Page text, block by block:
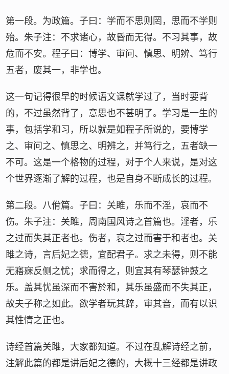
第一段。为政篇。子曰：学而不思则罔，思而不学则
殆。朱子注：不求诸心，故昏而无得。不习其事，故
危而不安。程子曰：博学、审问、慎思、明辨、笃行
五者，废其一，非学也。
这一句记得很早的时候语文课就学过了，当时要背
的，不过虽然背了，意思也不甚明了。学习是一生的
事，包括学和习，所以就是如程子所说的，要博学
之、审问之、慎思之、明辨之，并笃行之，五者缺一
不可。这是一个格物的过程，对于个人来说，是对这
个世界逐渐了解的过程，也是自身不断成长的过程。
第二段。八佾篇。子曰：关雎，乐而不淫，哀而不
伤。朱子注：关雎，周南国风诗之首篇也。淫者，乐
之过而失其正者也。伤者，哀之过而害于和者也。关
雎之诗，言后妃之德，宜配君子。求之未得，则不能
无寤寐反侧之忧；求而得之，则宜其有琴瑟钟鼓之
乐。盖其忧虽深而不害於和，其乐虽盛而不失其正，
故夫子称之如此。欲学者玩其辞，审其音，而有以识
其性情之正也。
诗经首篇关雎，大家都知道。不过在乱解诗经之前，
注解此篇的都是讲后妃之德的，大概十三经都是讲政